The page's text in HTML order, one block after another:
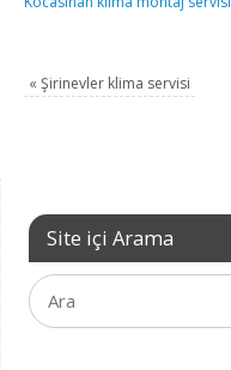
« Şirinevler klima servisi
Site içi Arama